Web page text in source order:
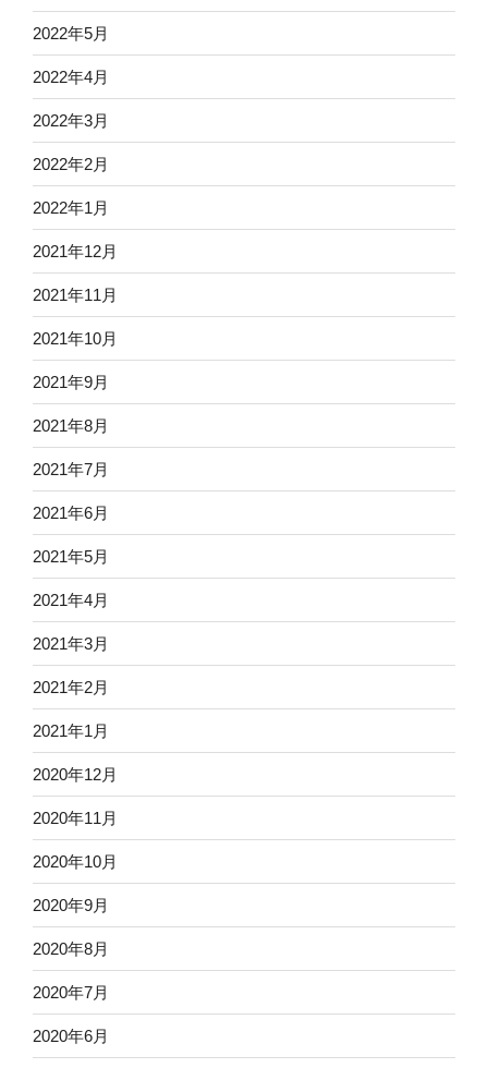
2022年5月
2022年4月
2022年3月
2022年2月
2022年1月
2021年12月
2021年11月
2021年10月
2021年9月
2021年8月
2021年7月
2021年6月
2021年5月
2021年4月
2021年3月
2021年2月
2021年1月
2020年12月
2020年11月
2020年10月
2020年9月
2020年8月
2020年7月
2020年6月